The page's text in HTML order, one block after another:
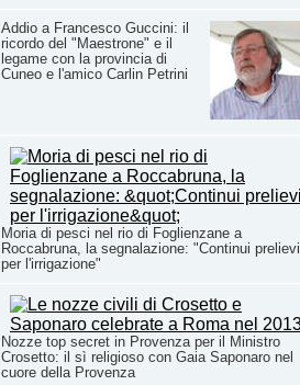
Addio a Francesco Guccini: il
ricordo del "Maestrone" e il
legame con la provincia di
Cuneo e l'amico Carlin Petrini
Moria di pesci nel rio di Foglienzane a
Roccabruna, la segnalazione: "Continui prelievi
per l'irrigazione"
Nozze top secret in Provenza per il Ministro
Crosetto: il sì religioso con Gaia Saponaro nel
cuore della Provenza